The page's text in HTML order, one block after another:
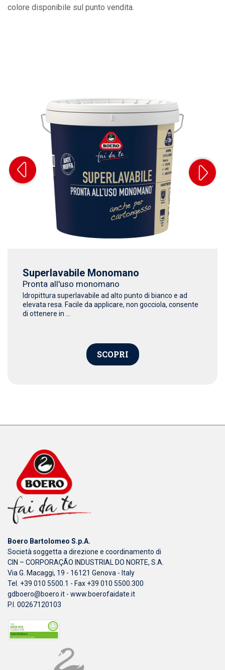
colore disponibile sul punto vendita.
Superlavabile Monomano
Pronta all'uso monomano
Idropittura superlavabile ad alto punto di bianco e ad
elevata resa. Facile da applicare, non gocciola, consente
di ottenere in ...
SCOPRI
Boero Bartolomeo S.p.A.
Società soggetta a direzione e coordinamento di
CIN – CORPORAÇÃO INDUSTRIAL DO NORTE, S.A.
Via G. Macaggi, 19 - 16121 Genova - Italy
Tel. +39 010 5500.1 - Fax +39 010 5500.300
gdboero@boero.it - www.boerofaidate.it
P.I. 00267120103